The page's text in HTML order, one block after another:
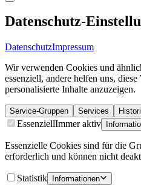
Datenschutz-
DatenschutzImpressum
Wir verwenden Cookies und
essenziell, andere helfen uns,
personalisierte Inhalte anzuzeigen.
Service-Gruppen Services
EssenziellImmer aktiv
Essenzielle Cookies sind für die
erforderlich und können nicht
Statistik Informationen